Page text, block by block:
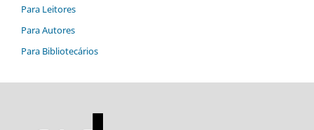
Para Leitores
Para Autores
Para Bibliotecários